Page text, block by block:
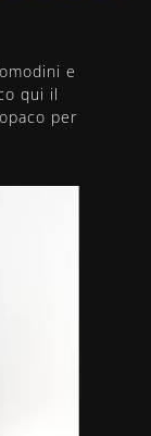
e
qui il
per